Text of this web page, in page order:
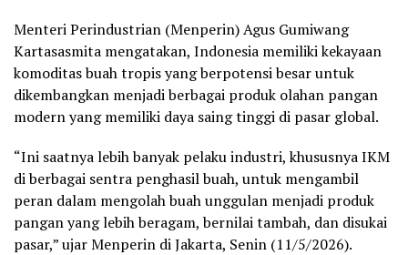
Menteri Perindustrian (Menperin) Agus Gumiwang
Kartasasmita mengatakan, Indonesia memiliki kekayaan
komoditas buah tropis yang berpotensi besar untuk
dikembangkan menjadi berbagai produk olahan pangan
modern yang memiliki daya saing tinggi di pasar global.
“Ini saatnya lebih banyak pelaku industri, khususnya IKM
di berbagai sentra penghasil buah, untuk mengambil
peran dalam mengolah buah unggulan menjadi produk
pangan yang lebih beragam, bernilai tambah, dan disukai
pasar,” ujar Menperin di Jakarta, Senin (11/5/2026).